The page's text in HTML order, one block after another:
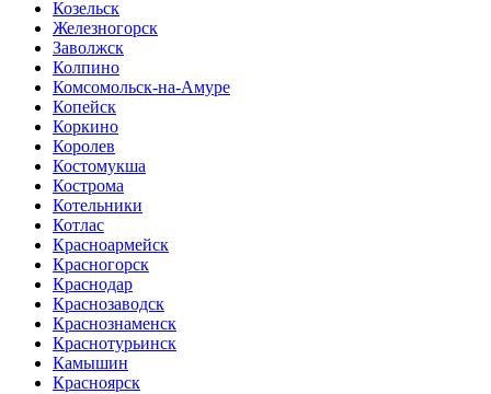
Козельск
Железногорск
Заволжск
Колпино
Комсомольск-на-Амуре
Копейск
Коркино
Королев
Костомукша
Кострома
Котельники
Котлас
Красноармейск
Красногорск
Краснодар
Краснозаводск
Краснознаменск
Краснотурьинск
Камышин
Красноярск